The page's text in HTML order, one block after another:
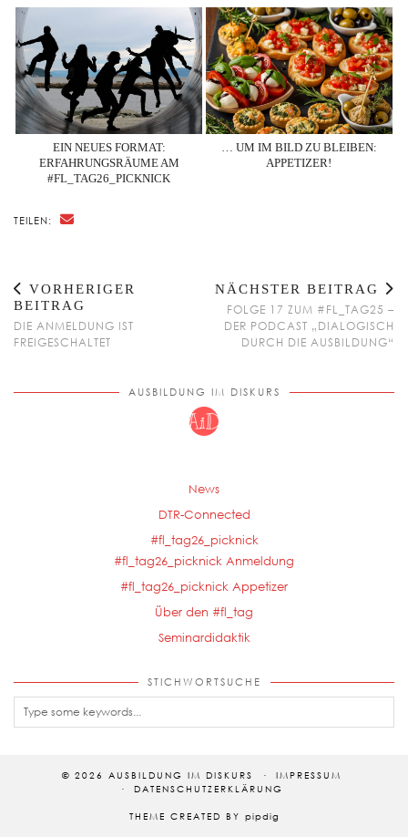
EIN NEUES FORMAT:
ERFAHRUNGSRÄUME AM
#FL_TAG26_PICKNICK
… UM IM BILD ZU BLEIBEN:
APPETIZER!
TEILEN:
VORHERIGER
BEITRAG
DIE ANMELDUNG IST
FREIGESCHALTET
NÄCHSTER BEITRAG
FOLGE 17 ZUM #FL_TAG25 –
DER PODCAST „DIALOGISCH
DURCH DIE AUSBILDUNG“
AUSBILDUNG IM DISKURS
News
DTR-Connected
#fl_tag26_picknick
#fl_tag26_picknick Anmeldung
#fl_tag26_picknick Appetizer
Über den #fl_tag
Seminardidaktik
STICHWORTSUCHE
© 2026 AUSBILDUNG IM DISKURS
IMPRESSUM
DATENSCHUTZERKLÄRUNG
THEME CREATED BY pipdig